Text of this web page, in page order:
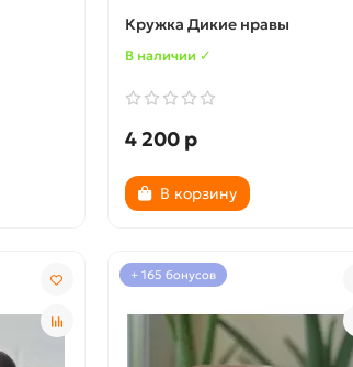
Кружка Дикие нравы
В наличии ✓
4 200 р
В корзину
+ 165 бонусов